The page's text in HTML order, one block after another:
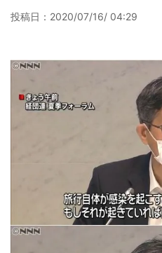
投稿日： 2020/07/16/ 04:29